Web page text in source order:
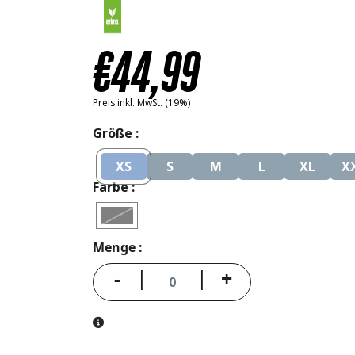
€44,99
Preis inkl. MwSt. (19%)
Größe
XS
S M L XL
Farbe
Menge
- +